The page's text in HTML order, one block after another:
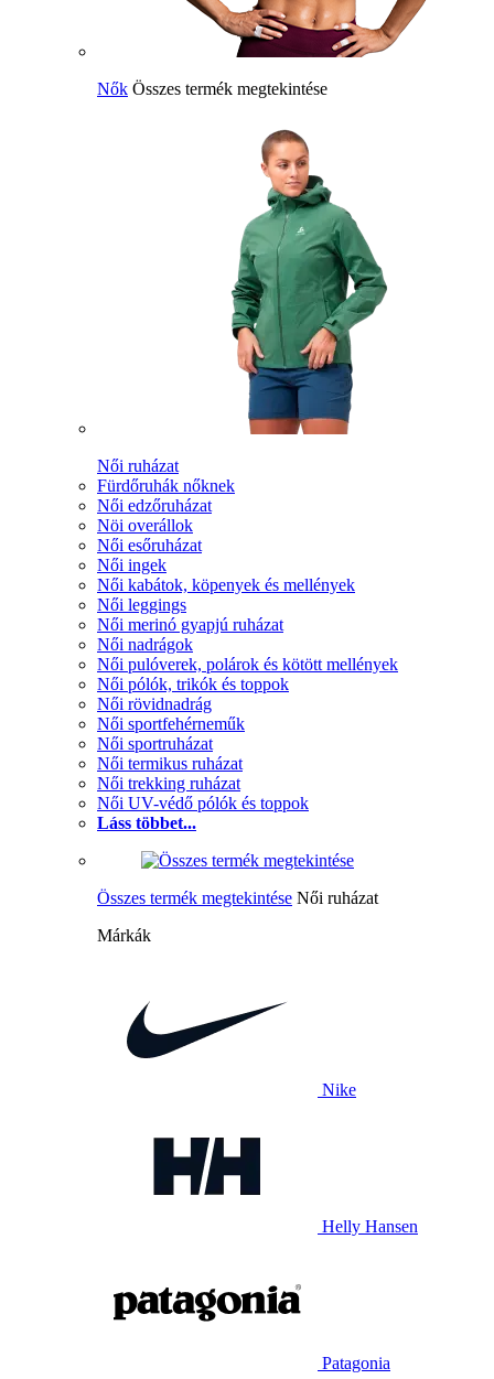
Nők Összes termék megtekintése
Női ruházat
Fürdőruhák nőknek
Női edzőruházat
Nöi overállok
Női esőruházat
Női ingek
Női kabátok, köpenyek és mellények
Női leggings
Női merinó gyapjú ruházat
Női nadrágok
Női pulóverek, polárok és kötött mellények
Női pólók, trikók és toppok
Női rövidnadrág
Női sportfehérneműk
Női sportruházat
Női termikus ruházat
Női trekking ruházat
Női UV-védő pólók és toppok
Láss többet...
Összes termék megtekintése Női ruházat
Márkák
Nike
Helly Hansen
Patagonia